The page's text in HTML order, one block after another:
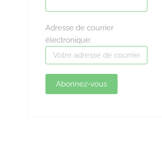
Adresse de courrier
électronique: